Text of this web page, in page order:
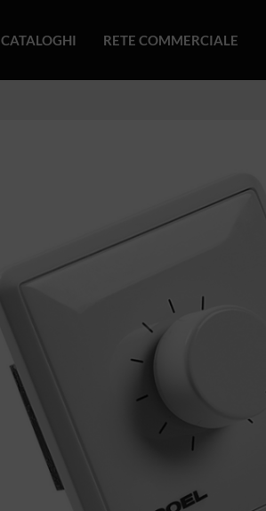
CATALOGHI RETE COMMERCIALE